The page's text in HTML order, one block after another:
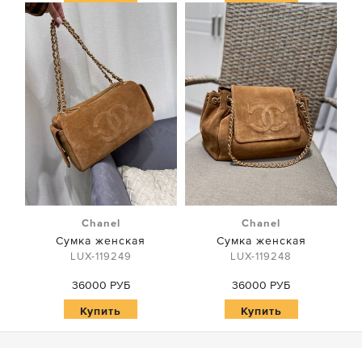
Купить
Купить
Chanel
Сумка женская
LUX-119249
36000 РУБ
Купить
Chanel
Сумка женская
LUX-119248
36000 РУБ
Купить